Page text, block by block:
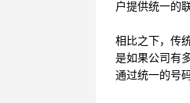
户提供统一的
相比之下，传
是如果公司有
通过统一的号